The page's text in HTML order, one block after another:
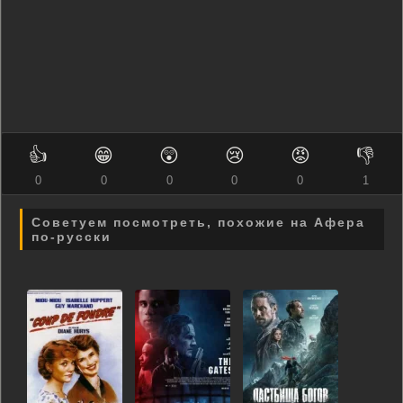
👍
0
😁
0
😲
0
😢
0
😡
0
👎
1
Советуем посмотреть, похожие на Афера
по-русски